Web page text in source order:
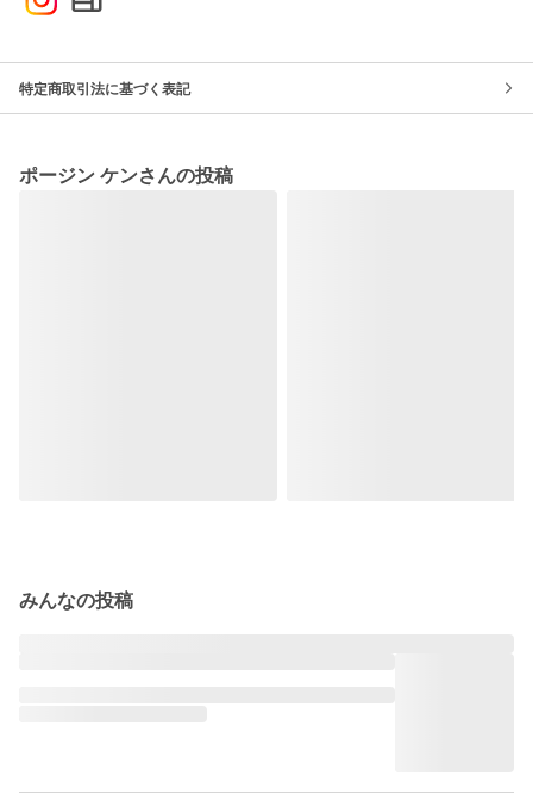
特定商取引法に基づく表記
ポージン ケンさんの投稿
みんなの投稿